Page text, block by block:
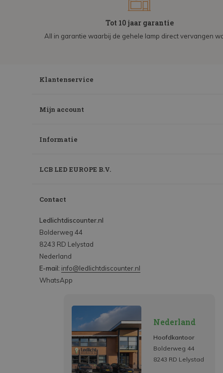
Tot 10 jaar garantie
All in garantie waarbij de gehele lamp direct vervangen
Klantenservice
Mijn account
Informatie
LCB LED EUROPE B.V.
Contact
Ledlichtdiscounter.nl
Bolderweg 44
8243 RD Lelystad
Nederland
E-mail: info@ledlichtdiscounter.nl
WhatsApp
Nederland
Hoofdkantoor
Bolderweg 44
8243 RD Lelystad